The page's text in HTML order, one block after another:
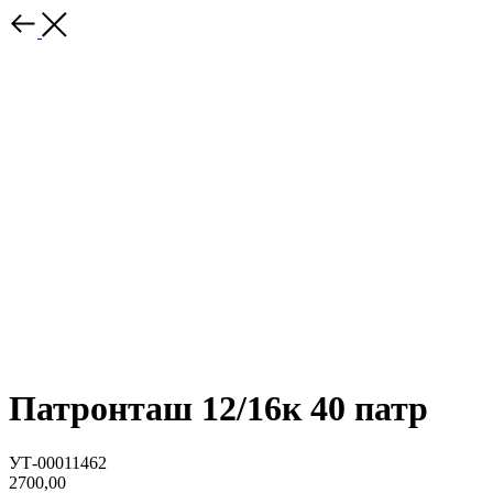
Патронташ 12/16к 40 патр
УТ-00011462
2700,00